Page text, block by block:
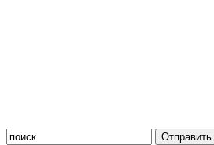
Отправить